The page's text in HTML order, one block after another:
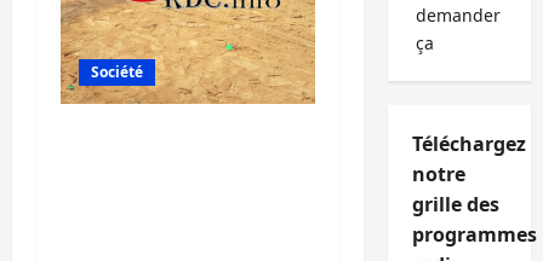
Société
demander
ça
Téléchargez
notre
grille des
programmes